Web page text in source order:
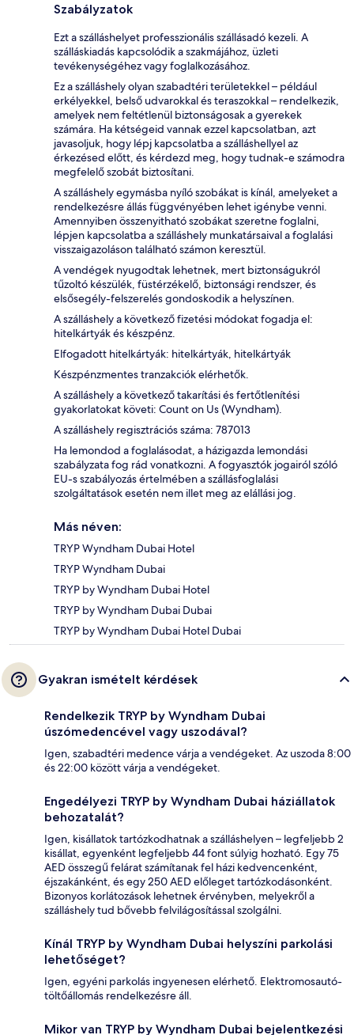
Szabályzatok
Ezt a szálláshelyet professzionális szállásadó kezeli. A
szálláskiadás kapcsolódik a szakmájához, üzleti
tevékenységéhez vagy foglalkozásához.
Ez a szálláshely olyan szabadtéri területekkel – például
erkélyekkel, belső udvarokkal és teraszokkal – rendelkezik,
amelyek nem feltétlenül biztonságosak a gyerekek
számára. Ha kétségeid vannak ezzel kapcsolatban, azt
javasoljuk, hogy lépj kapcsolatba a szálláshellyel az
érkezésed előtt, és kérdezd meg, hogy tudnak-e számodra
megfelelő szobát biztosítani.
A szálláshely egymásba nyíló szobákat is kínál, amelyeket a
rendelkezésre állás függvényében lehet igénybe venni.
Amennyiben összenyitható szobákat szeretne foglalni,
lépjen kapcsolatba a szálláshely munkatársaival a foglalási
visszaigazoláson található számon keresztül.
A vendégek nyugodtak lehetnek, mert biztonságukról
tűzoltó készülék, füstérzékelő, biztonsági rendszer, és
elsősegély-felszerelés gondoskodik a helyszínen.
A szálláshely a következő fizetési módokat fogadja el:
hitelkártyák és készpénz.
Elfogadott hitelkártyák: hitelkártyák, hitelkártyák
Készpénzmentes tranzakciók elérhetők.
A szálláshely a következő takarítási és fertőtlenítési
gyakorlatokat követi: Count on Us (Wyndham).
A szálláshely regisztrációs száma: 787013
Ha lemondod a foglalásodat, a házigazda lemondási
szabályzata fog rád vonatkozni. A fogyasztók jogairól szóló
EU-s szabályozás értelmében a szállásfoglalási
szolgáltatások esetén nem illet meg az elállási jog.
Más néven:
TRYP Wyndham Dubai Hotel
TRYP Wyndham Dubai
TRYP by Wyndham Dubai Hotel
TRYP by Wyndham Dubai Dubai
TRYP by Wyndham Dubai Hotel Dubai
Gyakran ismételt kérdések
Rendelkezik TRYP by Wyndham Dubai
úszómedencével vagy uszodával?
Igen, szabadtéri medence várja a vendégeket. Az uszoda 8:00
és 22:00 között várja a vendégeket.
Engedélyezi TRYP by Wyndham Dubai háziállatok
behozatalát?
Igen, kisállatok tartózkodhatnak a szálláshelyen – legfeljebb 2
kisállat, egyenként legfeljebb 44 font súlyig hozható. Egy 75
AED összegű felárat számítanak fel házi kedvencenként,
éjszakánként, és egy 250 AED előleget tartózkodásonként.
Bizonyos korlátozások lehetnek érvényben, melyekről a
szálláshely tud bővebb felvilágosítással szolgálni.
Kínál TRYP by Wyndham Dubai helyszíni parkolási
lehetőséget?
Igen, egyéni parkolás ingyenesen elérhető. Elektromosautó-
töltőállomás rendelkezésre áll.
Mikor van TRYP by Wyndham Dubai bejelentkezési